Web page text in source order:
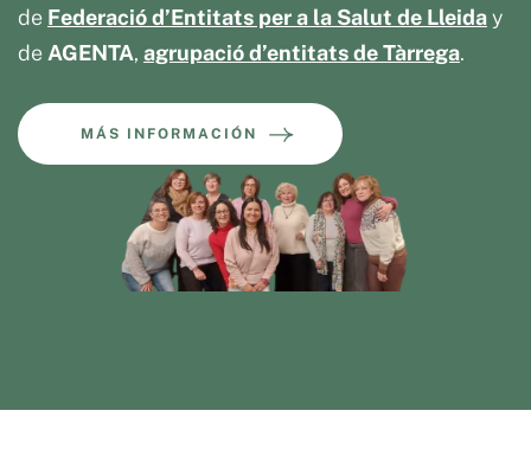
de Federació d’Entitats per a la Salut de Lleiday
de AGENTA, agrupació d’entitats de Tàrrega.
MÁS INFORMACIÓN